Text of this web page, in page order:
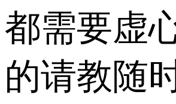
都需要虚
的请教随